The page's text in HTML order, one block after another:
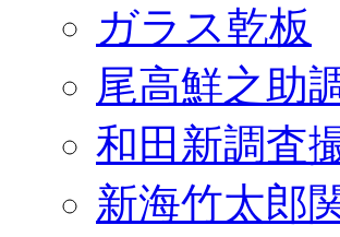
ガラス乾板
尾高鮮之助
和田新調査
新海竹太郎